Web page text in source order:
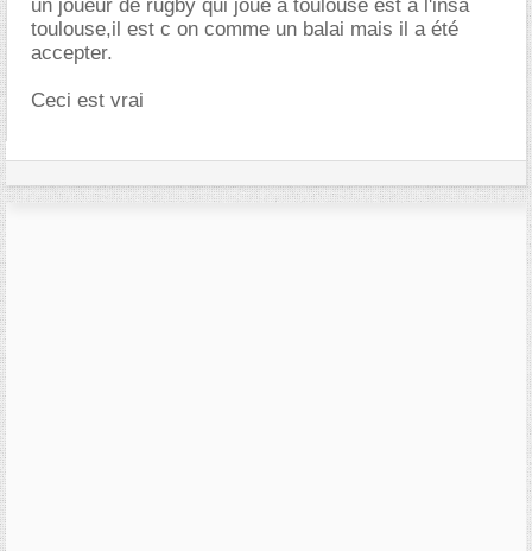
un joueur de rugby qui joue a toulouse est a l'insa
toulouse,il est c on comme un balai mais il a été
accepter.
Ceci est vrai